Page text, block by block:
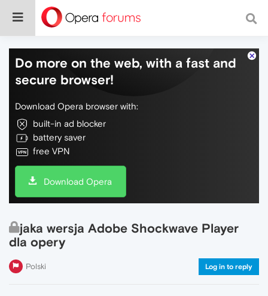
Do more on the web, with a fast and
secure browser!
Download Opera browser with:
built-in ad blocker
battery saver
free VPN
Download Opera
jaka wersja Adobe Shockwave Player
dla opery
Polski Log in to reply